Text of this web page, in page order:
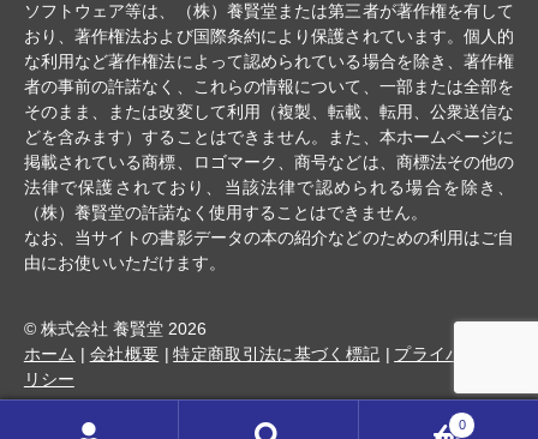
ソフトウェア等は、（株）養賢堂または第三者が著作権を有して
おり、著作権法および国際条約により保護されています。個人的
な利用など著作権法によって認められている場合を除き、著作権
者の事前の許諾なく、これらの情報について、一部または全部を
そのまま、または改変して利用（複製、転載、転用、公衆送信な
どを含みます）することはできません。また、本ホームページに
掲載されている商標、ロゴマーク、商号などは、商標法その他の
法律で保護されており、当該法律で認められる場合を除き、
（株）養賢堂の許諾なく使用することはできません。
なお、当サイトの書影データの本の紹介などのための利用はご自
由にお使いいただけます。
© 株式会社 養賢堂 2026
ホーム
会社概要 特定商取引法に基づく標記
プライバシーポ
リシー
0